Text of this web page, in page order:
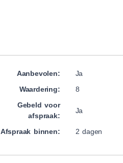
Aanbevolen:
Ja
Waardering:
8
Gebeld voor
afspraak:
Ja
Afspraak binnen: 2 dagen